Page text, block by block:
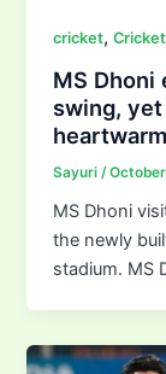
cricket,
MS
swing, yet
Sayuri /
MS Dhoni
the newly
stadium. MS